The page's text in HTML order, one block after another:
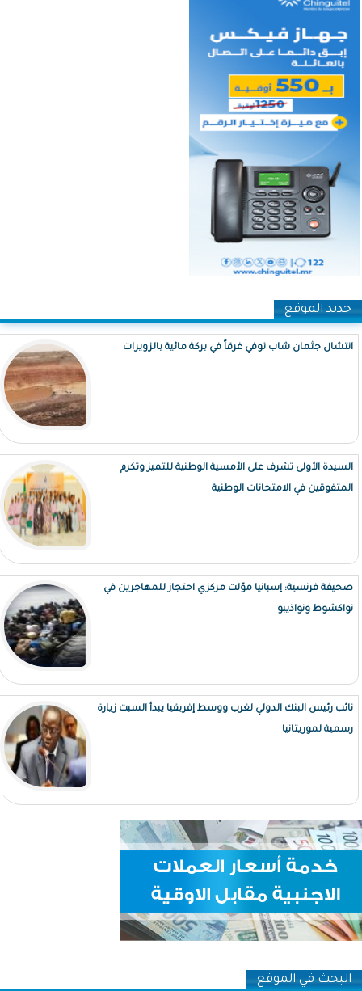
جديد الموقع
انتشال جثمان شاب توفي غرقاً في بركة مائية بالزويرات
السيدة الأولى تشرف على الأمسية الوطنية للتميز وتكرم
المتفوقين في الامتحانات الوطنية
صحيفة فرنسية: إسبانيا موّلت مركزي احتجاز للمهاجرين في
نواكشوط ونواذيبو
نائب رئيس البنك الدولي لغرب ووسط إفريقيا يبدأ السبت زيارة
رسمية لموريتانيا
البحث في الموقع